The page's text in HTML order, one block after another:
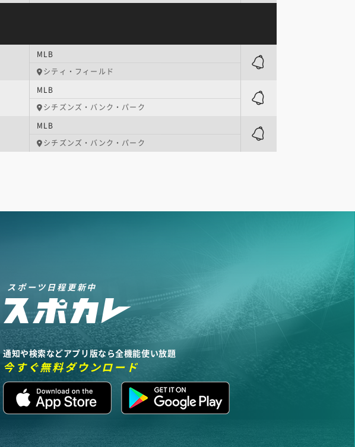
MLB
シティ・フィールド
MLB
シチズンズ・バンク・パーク
MLB
シチズンズ・バンク・パーク
スポーツ日程更新中
通知や検索などアプリ版なら全機能使い放題
今すぐ無料ダウンロード